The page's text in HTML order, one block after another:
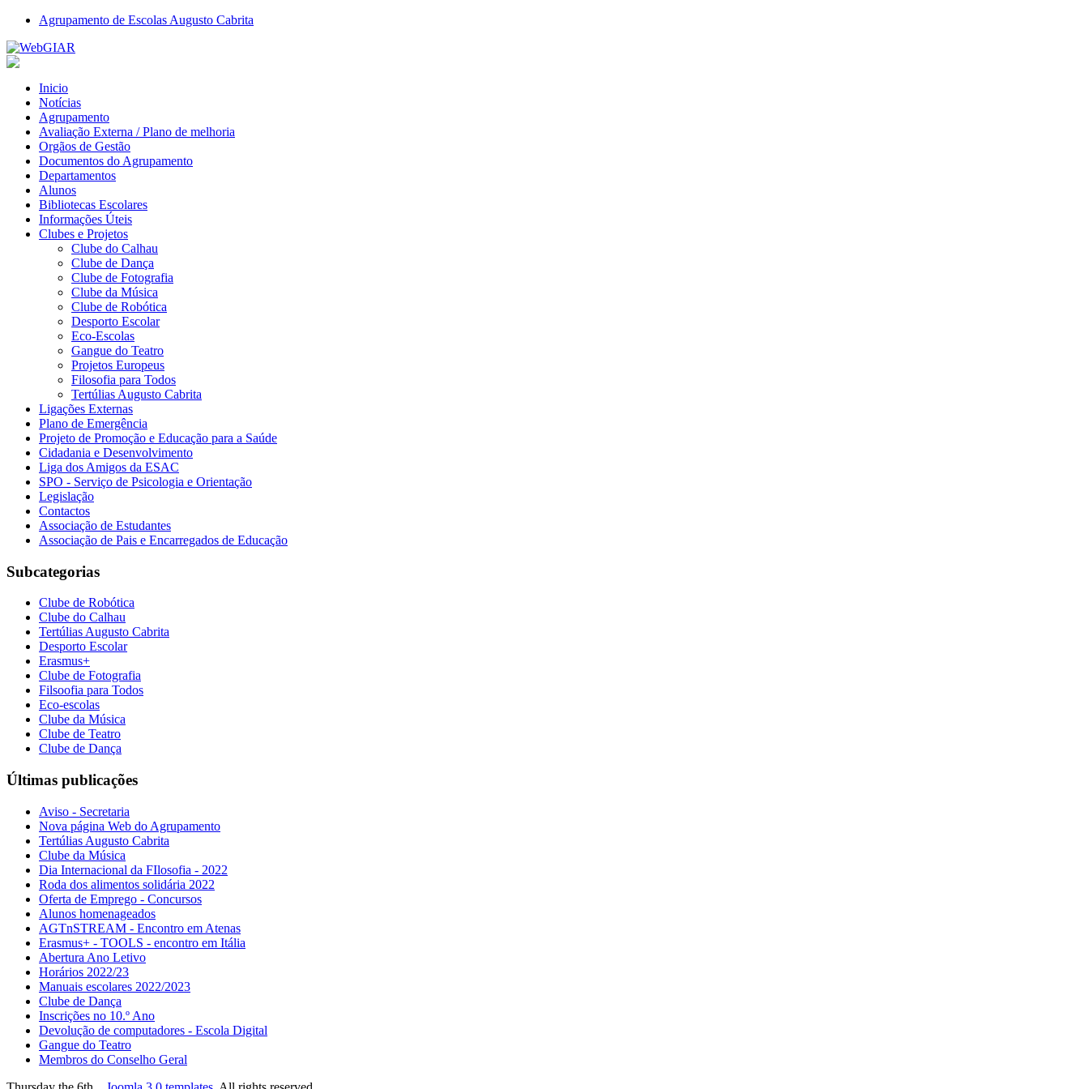
Agrupamento de Escolas Augusto Cabrita
Inicio
Notícias
Agrupamento
Avaliação Externa / Plano de melhoria
Orgãos de Gestão
Documentos do Agrupamento
Departamentos
Alunos
Bibliotecas Escolares
Informações Úteis
Clubes e Projetos
Clube do Calhau
Clube de Dança
Clube de Fotografia
Clube da Música
Clube de Robótica
Desporto Escolar
Eco-Escolas
Gangue do Teatro
Projetos Europeus
Filosofia para Todos
Tertúlias Augusto Cabrita
Ligações Externas
Plano de Emergência
Projeto de Promoção e Educação para a Saúde
Cidadania e Desenvolvimento
Liga dos Amigos da ESAC
SPO - Serviço de Psicologia e Orientação
Legislação
Contactos
Associação de Estudantes
Associação de Pais e Encarregados de Educação
Subcategorias
Clube de Robótica
Clube do Calhau
Tertúlias Augusto Cabrita
Desporto Escolar
Erasmus+
Clube de Fotografia
Filsoofia para Todos
Eco-escolas
Clube da Música
Clube de Teatro
Clube de Dança
Últimas publicações
Aviso - Secretaria
Nova página Web do Agrupamento
Tertúlias Augusto Cabrita
Clube da Música
Dia Internacional da FIlosofia - 2022
Roda dos alimentos solidária 2022
Oferta de Emprego - Concursos
Alunos homenageados
AGTnSTREAM - Encontro em Atenas
Erasmus+ - TOOLS - encontro em Itália
Abertura Ano Letivo
Horários 2022/23
Manuais escolares 2022/2023
Clube de Dança
Inscrições no 10.º Ano
Devolução de computadores - Escola Digital
Gangue do Teatro
Membros do Conselho Geral